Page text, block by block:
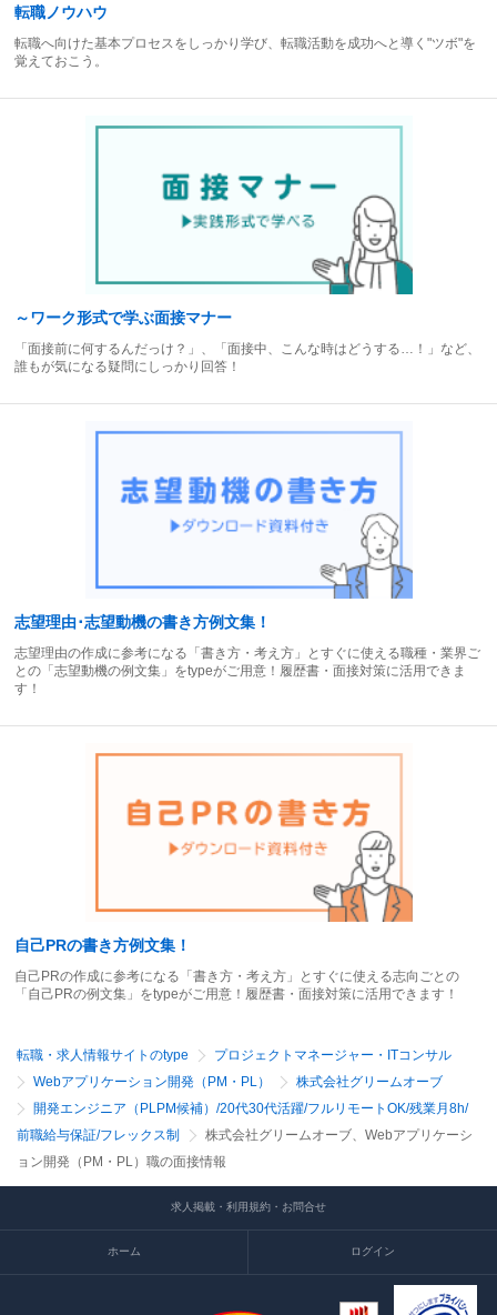
転職ノウハウ
転職へ向けた基本プロセスをしっかり学び、転職活動を成功へと導く"ツボ"を
覚えておこう。
～ワーク形式で学ぶ面接マナー
「面接前に何するんだっけ？」、「面接中、こんな時はどうする…！」など、
誰もが気になる疑問にしっかり回答！
志望理由･志望動機の書き方例文集！
志望理由の作成に参考になる「書き方・考え方」とすぐに使える職種・業界ご
との「志望動機の例文集」をtypeがご用意！履歴書・面接対策に活用できま
す！
自己PRの書き方例文集！
自己PRの作成に参考になる「書き方・考え方」とすぐに使える志向ごとの
「自己PRの例文集」をtypeがご用意！履歴書・面接対策に活用できます！
転職・求人情報サイトのtype
プロジェクトマネージャー・ITコンサル
Webアプリケーション開発（PM・PL）
株式会社グリームオーブ
開発エンジニア（PLPM候補）/20代30代活躍/フルリモートOK/残業月8h/
前職給与保証/フレックス制
株式会社グリームオーブ、Webアプリケーシ
ョン開発（PM・PL）職の面接情報
求人掲載・利用規約・お問合せ
ホーム ログイン